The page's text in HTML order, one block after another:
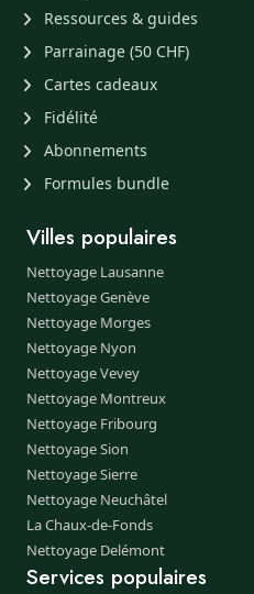
Ressources & guides
Parrainage (50 CHF)
Cartes cadeaux
Fidélité
Abonnements
Formules bundle
Villes populaires
Nettoyage Lausanne
Nettoyage Genève
Nettoyage Morges
Nettoyage Nyon
Nettoyage Vevey
Nettoyage Montreux
Nettoyage Fribourg
Nettoyage Sion
Nettoyage Sierre
Nettoyage Neuchâtel
La Chaux-de-Fonds
Nettoyage Delémont
Services populaires